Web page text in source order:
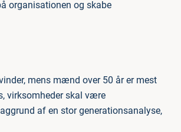
organisationen og skabe
mens mænd over 50 år er mest
virksomheder skal være
af en stor generationsanalyse,